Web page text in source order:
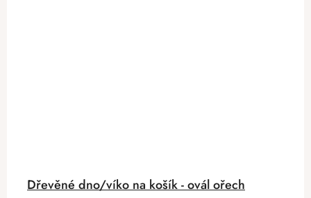
Dřevěné dno/víko na košík - ovál ořech